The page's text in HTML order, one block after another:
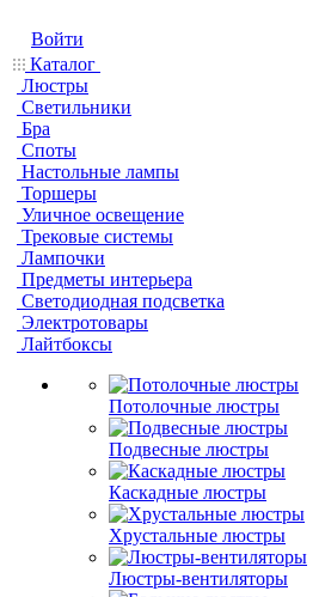
Войти
Каталог
Люстры
Светильники
Бра
Споты
Настольные лампы
Торшеры
Уличное освещение
Трековые системы
Лампочки
Предметы интерьера
Светодиодная подсветка
Электротовары
Лайтбоксы
Потолочные люстры
Подвесные люстры
Каскадные люстры
Хрустальные люстры
Люстры-вентиляторы